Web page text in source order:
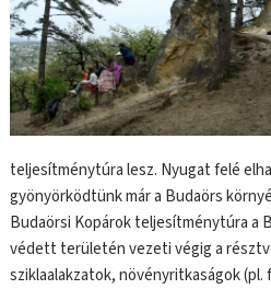
teljesítménytúra lesz. Nyugat felé
gyönyörködtünk már a Budaörs
Budaörsi Kopárok teljesítménytúra a
védett területén vezeti végig a
sziklaalakzatok, növényritkaságok